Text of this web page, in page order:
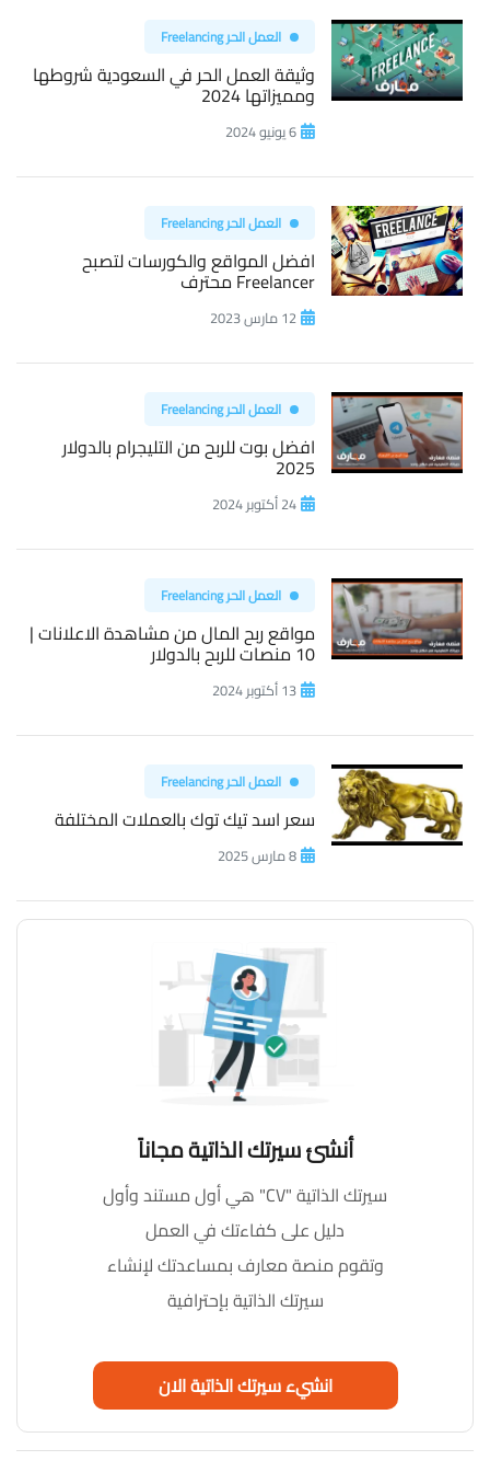
العمل الحر Freelancing
وثيقة العمل الحر في السعودية شروطها
ومميزاتها 2024
6 يونيو 2024
العمل الحر Freelancing
افضل المواقع والكورسات لتصبح
Freelancer محترف
12 مارس 2023
العمل الحر Freelancing
افضل بوت للربح من التليجرام بالدولار
2025
24 أكتوبر 2024
العمل الحر Freelancing
مواقع ربح المال من مشاهدة الاعلانات |
10 منصات للربح بالدولار
13 أكتوبر 2024
العمل الحر Freelancing
سعر اسد تيك توك بالعملات المختلفة
8 مارس 2025
أنشئ سيرتك الذاتية مجاناً
سيرتك الذاتية "CV" هي أول مستند وأول
دليل على كفاءتك في العمل
وتقوم منصة معارف بمساعدتك لإنشاء
سيرتك الذاتية بإحترافية
انشيء سيرتك الذاتية الان